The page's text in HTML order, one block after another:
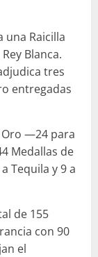
una Raicilla
Blanca.
tres
entregadas
Oro —24 para
Medallas de
Tequila y 9 a
de 155
con 90
el